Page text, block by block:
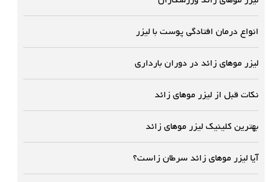
انواع درمان افتادگی پوست با لیزر
لیزر موهای زائد در دوران بارداری
نکات قبل از لیزر موهای زائد
بهترین کلینیک لیزر موهای زائد
آیا لیزر موهای زائد سرطان زاست؟